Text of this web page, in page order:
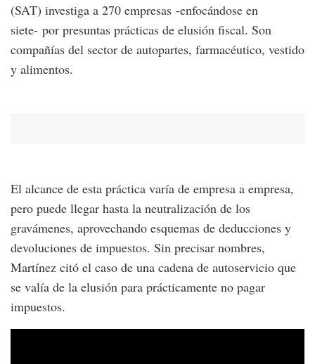
(SAT) investiga a 270 empresas -enfocándose en
siete- por presuntas prácticas de elusión fiscal. Son
compañías del sector de autopartes, farmacéutico, vestido
y alimentos.
El alcance de esta práctica varía de empresa a empresa,
pero puede llegar hasta la neutralización de los
gravámenes, aprovechando esquemas de deducciones y
devoluciones de impuestos. Sin precisar nombres,
Martínez citó el caso de una cadena de autoservicio que
se valía de la elusión para prácticamente no pagar
impuestos.